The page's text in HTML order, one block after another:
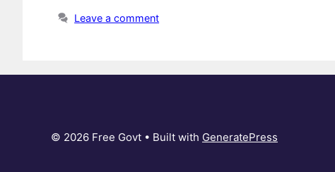
Leave a comment
© 2026 Free Govt • Built with GeneratePress